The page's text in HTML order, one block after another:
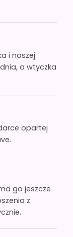
i naszej
a wtyczka
opartej
go jeszcze
z